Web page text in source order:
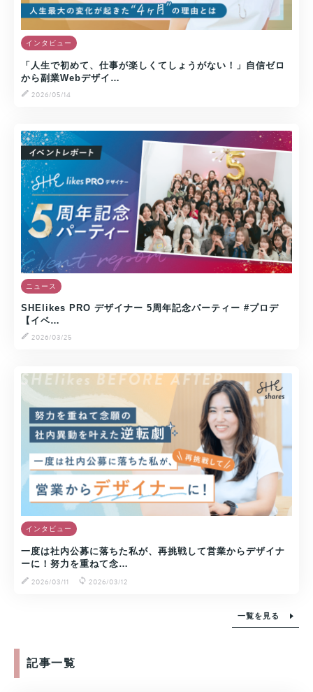
インタビュー
「人生で初めて、仕事が楽しくてしょうがない！」自信ゼロ
から副業Webデザイ…
2026/05/14
ニュース
SHElikes PRO デザイナー 5周年記念パーティー #プロデ
【イベ…
2026/03/25
インタビュー
一度は社内公募に落ちた私が、再挑戦して営業からデザイナ
ーに！努力を重ねて念…
2026/03/11
2026/03/12
一覧を見る
記事一覧